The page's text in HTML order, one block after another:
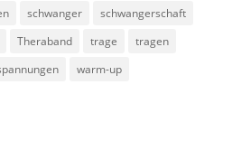
schwanger
schwangerschaft
Theraband trage
tragen
warm-up